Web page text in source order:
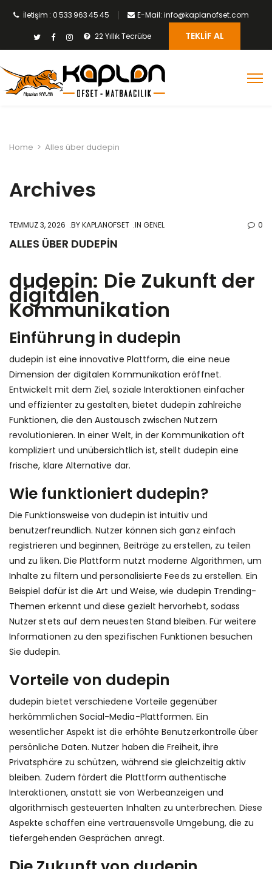
İletişim : 0 533 963 45 45 E-Mail: info@kaplanofset.com
22 Yıllık Tecrübe TEKLIF AL
Home > Alles über dudepin
Archives
TEMMUZ 3, 2026 BYKAPLANOFSET IN GENEL 0
ALLES ÜBER DUDEPIN
dudepin: Die Zukunft der
digitalen
Kommunikation
Einführung in dudepin
dudepin ist eine innovative Plattform, die eine neue
Dimension der digitalen Kommunikation eröffnet.
Entwickelt mit dem Ziel, soziale Interaktionen einfacher
und effizienter zu gestalten, bietet dudepin zahlreiche
Funktionen, die den Austausch zwischen Nutzern
revolutionieren. In einer Welt, in der Kommunikation oft
kompliziert und unübersichtlich ist, stellt dudepin eine
frische, klare Alternative dar.
Wie funktioniert dudepin?
Die Funktionsweise von dudepin ist intuitiv und
benutzerfreundlich. Nutzer können sich ganz einfach
registrieren und beginnen, Beiträge zu erstellen, zu teilen
und zu liken. Die Plattform nutzt moderne Algorithmen, um
Inhalte zu filtern und personalisierte Feeds zu erstellen. Ein
Beispiel dafür ist die Art und Weise, wie dudepin Trending-
Themen erkennt und diese gezielt hervorhebt, sodass
Nutzer stets auf dem neuesten Stand bleiben. Für weitere
Informationen zu den spezifischen Funktionen besuchen
Siedudepin.
Vorteile von dudepin
dudepin bietet verschiedene Vorteile gegenüber
herkömmlichen Social-Media-Plattformen. Ein
wesentlicher Aspekt ist die erhöhte Benutzerkontrolle über
persönliche Daten. Nutzer haben die Freiheit, ihre
Privatsphäre zu schützen, während sie gleichzeitig aktiv
bleiben. Zudem fördert die Plattform authentische
Interaktionen, anstatt sie von Werbeanzeigen und
algorithmisch gesteuerten Inhalten zu unterbrechen. Diese
Aspekte schaffen eine vertrauensvolle Umgebung, die zu
tiefergehenden Gesprächen anregt.